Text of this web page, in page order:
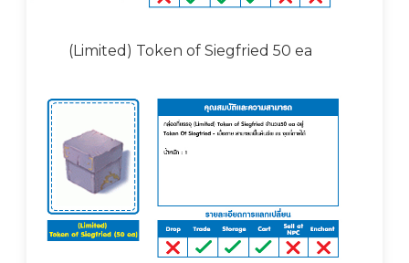
(Limited) Token of Siegfried 50 ea